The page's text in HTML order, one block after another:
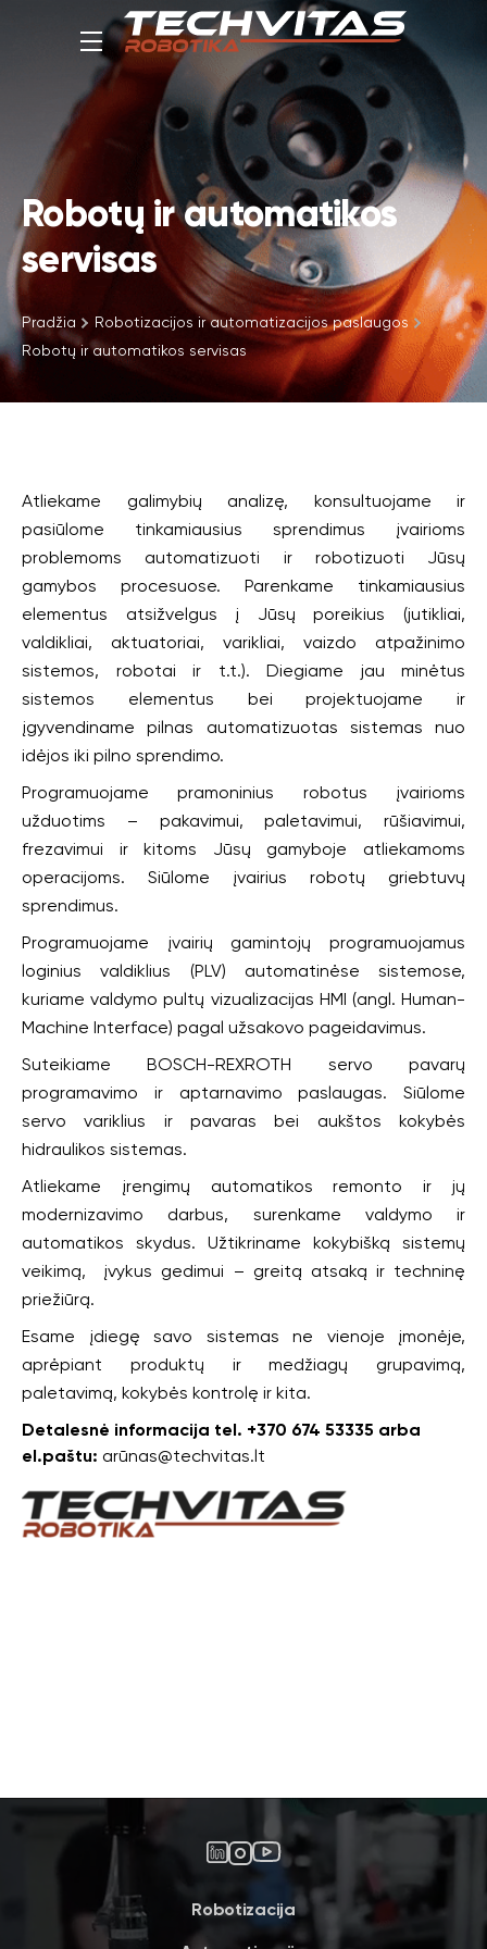
Robotų ir automatikos
servisas
Pradžia
Robotizacijos ir automatizacijos paslaugos
Robotų ir automatikos servisas
Atliekame galimybių analizę, konsultuojame ir
pasiūlome tinkamiausius sprendimus įvairioms
problemoms automatizuoti ir robotizuoti Jūsų
gamybos procesuose. Parenkame tinkamiausius
elementus atsižvelgus į Jūsų poreikius (jutikliai,
valdikliai, aktuatoriai, varikliai, vaizdo atpažinimo
sistemos, robotai ir t.t.). Diegiame jau minėtus
sistemos elementus bei projektuojame ir
įgyvendiname pilnas automatizuotas sistemas nuo
idėjos iki pilno sprendimo.
Programuojame pramoninius robotus įvairioms
užduotims – pakavimui, paletavimui, rūšiavimui,
frezavimui ir kitoms Jūsų gamyboje atliekamoms
operacijoms. Siūlome įvairius robotų griebtuvų
sprendimus.
Programuojame įvairių gamintojų programuojamus
loginius valdiklius (PLV) automatinėse sistemose,
kuriame valdymo pultų vizualizacijas HMI (angl. Human-
Machine Interface) pagal užsakovo pageidavimus.
Suteikiame BOSCH-REXROTH servo pavarų
programavimo ir aptarnavimo paslaugas. Siūlome
servo variklius ir pavaras bei aukštos kokybės
hidraulikos sistemas.
Atliekame įrengimų automatikos remonto ir jų
modernizavimo darbus, surenkame valdymo ir
automatikos skydus. Užtikriname kokybišką sistemų
veikimą, įvykus gedimui – greitą atsaką ir techninę
priežiūrą.
Esame įdiegę savo sistemas ne vienoje įmonėje,
aprėpiant produktų ir medžiagų grupavimą,
paletavimą, kokybės kontrolę ir kita.
Detalesnė informacija tel. +370 674 53335 arba
el.paštu: arūnas@techvitas.lt
Robotizacija